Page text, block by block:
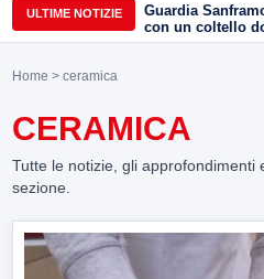
ULTIME NOTIZIE
Guardia
con un coltello
individuato il
Home > ceramica
CERAMICA
Tutte le notizie, gli approfondimenti
sezione.